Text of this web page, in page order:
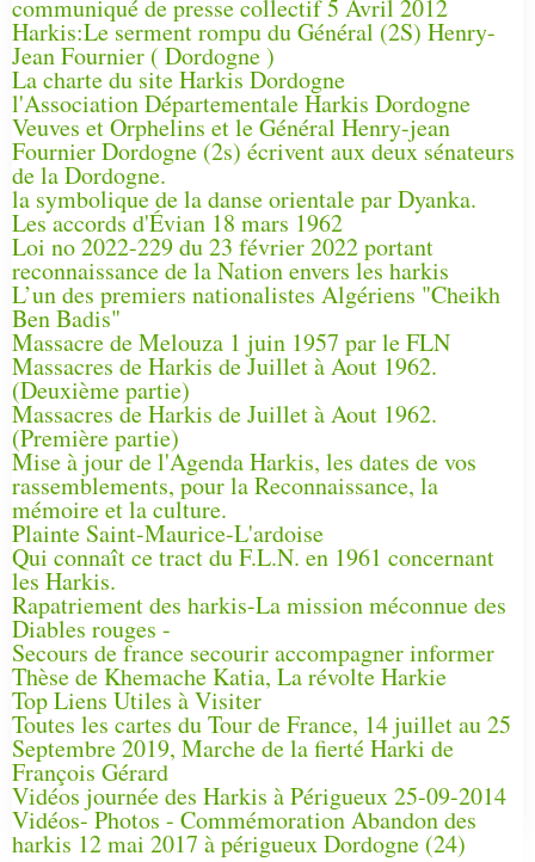
communiqué de presse collectif 5 Avril 2012
Harkis:Le serment rompu du Général (2S) Henry-
Jean Fournier ( Dordogne )
La charte du site Harkis Dordogne
l'Association Départementale Harkis Dordogne
Veuves et Orphelins et le Général Henry-jean
Fournier Dordogne (2s) écrivent aux deux sénateurs
de la Dordogne.
la symbolique de la danse orientale par Dyanka.
Les accords d'Évian 18 mars 1962
Loi no 2022-229 du 23 février 2022 portant
reconnaissance de la Nation envers les harkis
L’un des premiers nationalistes Algériens "Cheikh
Ben Badis"
Massacre de Melouza 1 juin 1957 par le FLN
Massacres de Harkis de Juillet à Aout 1962.
(Deuxième partie)
Massacres de Harkis de Juillet à Aout 1962.
(Première partie)
Mise à jour de l'Agenda Harkis, les dates de vos
rassemblements, pour la Reconnaissance, la
mémoire et la culture.
Plainte Saint-Maurice-L'ardoise
Qui connaît ce tract du F.L.N. en 1961 concernant
les Harkis.
Rapatriement des harkis-La mission méconnue des
Diables rouges -
Secours de france secourir accompagner informer
Thèse de Khemache Katia, La révolte Harkie
Top Liens Utiles à Visiter
Toutes les cartes du Tour de France, 14 juillet au 25
Septembre 2019, Marche de la fierté Harki de
François Gérard
Vidéos journée des Harkis à Périgueux 25-09-2014
Vidéos- Photos - Commémoration Abandon des
harkis 12 mai 2017 à périgueux Dordogne (24)